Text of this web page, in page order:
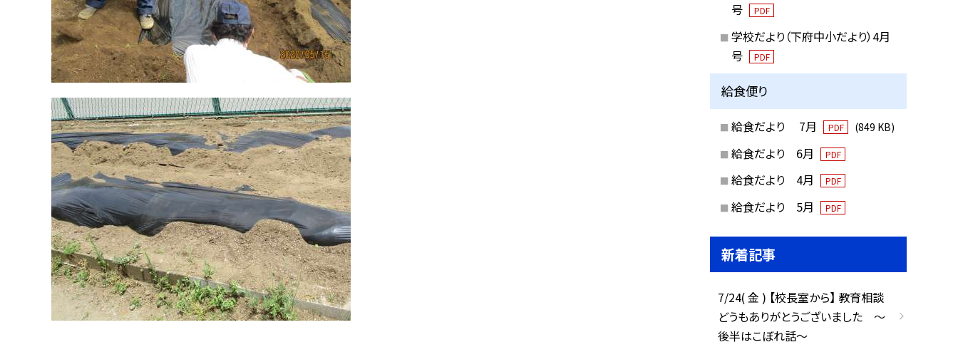
号
PDF
学校だより（下府中小だより）4月
号
PDF
給食便り
給食だより 7月 PDF (849 KB)
給食だより 6月 PDF
給食だより 4月 PDF
給食だより 5月 PDF
新着記事
7/24( 金 ) 【校長室から】 教育相談
どうもありがとうございました ～
後半はこぼれ話～